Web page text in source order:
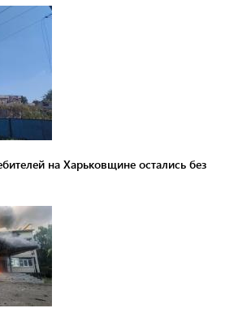
на Харьковщине остались без